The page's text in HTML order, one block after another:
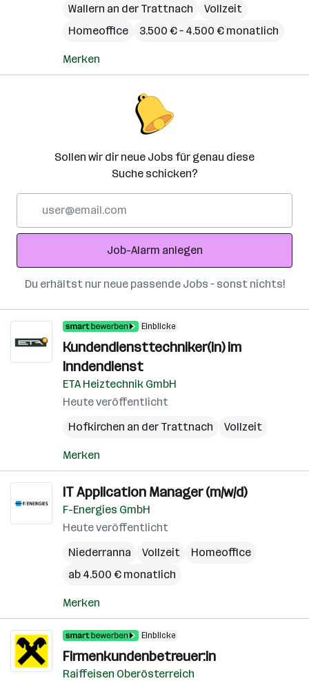
Wallern an der Trattnach
Vollzeit
Homeoffice
3.500 € – 4.500 € monatlich
Merken
Sollen wir dir neue Jobs für genau diese
Suche schicken?
Adresse
Job-Alarm anlegen
Du erhältst nur neue passende Jobs – sonst nichts!
Einblicke
Kundendiensttechniker(in) im
Inndendienst
ETA Heiztechnik GmbH
Heute veröffentlicht
Hofkirchen an der Trattnach
Vollzeit
Merken
IT Application Manager (m/w/d)
F-Energies GmbH
Heute veröffentlicht
Niederranna
Vollzeit
Homeoffice
ab 4.500 € monatlich
Merken
Einblicke
Firmenkundenbetreuer:in
Raiffeisen Oberösterreich